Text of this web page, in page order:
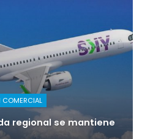
regional se mantiene